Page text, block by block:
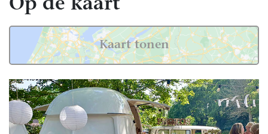
geeft iedere trouwlocatie een originele
uitstraling en biedt bruidsparen de vrijheid
om de catering volledig af te stemmen op
hun wensen.
Van grachten tot
verborgen tuinen zorgt
live cooking voor een
Op de kaart
Kaart tonen